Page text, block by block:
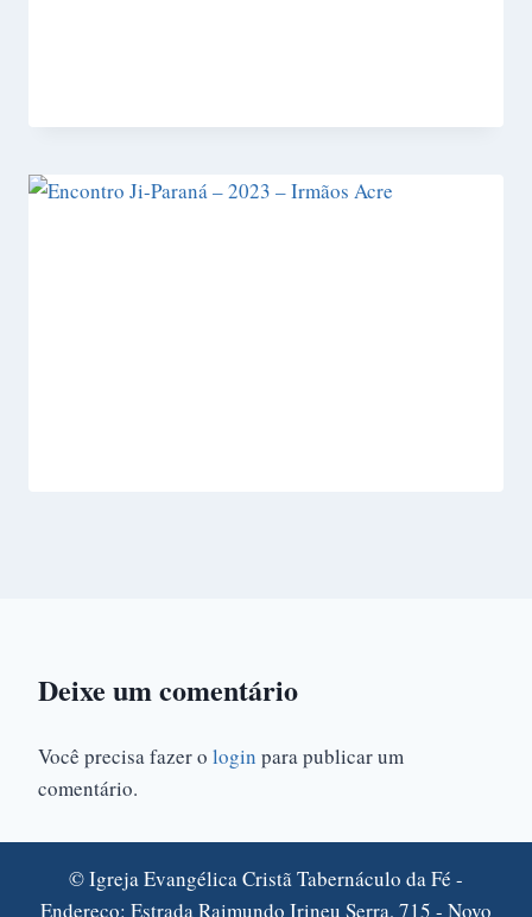
Deixe um comentário
Você precisa fazer o login para publicar um
comentário.
© Igreja Evangélica Cristã Tabernáculo da Fé -
Endereço: Estrada Raimundo Irineu Serra, 715 - Novo